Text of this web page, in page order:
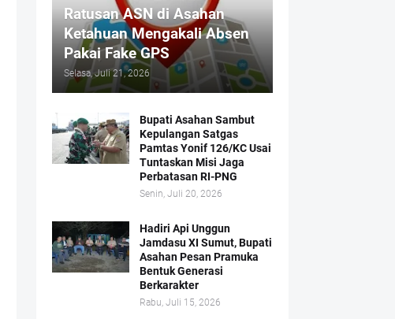
Ratusan ASN di Asahan
Ketahuan Mengakali Absen
Pakai Fake GPS
Selasa, Juli 21, 2026
Bupati Asahan Sambut
Kepulangan Satgas
Pamtas Yonif 126/KC Usai
Tuntaskan Misi Jaga
Perbatasan RI-PNG
Senin, Juli 20, 2026
Hadiri Api Unggun
Jamdasu XI Sumut, Bupati
Asahan Pesan Pramuka
Bentuk Generasi
Berkarakter
Rabu, Juli 15, 2026